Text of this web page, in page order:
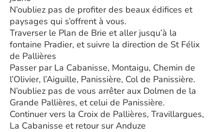
N’oubliez pas de profiter des beaux édifices et
paysages qui s’offrent à vous.
Traverser le Plan de Brie et aller jusqu’à la
fontaine Pradier, et suivre la direction de St Félix
de Pallières
Passer par La Cabanisse, Montaigu, Chemin de
l’Olivier, l’Aiguille, Panissière, Col de Panissière.
N’oubliez pas de vous arrêter aux Dolmen de la
Grande Pallières, et celui de Panissière.
Continuer vers la Croix de Pallières, Travillargues,
La Cabanisse et retour sur Anduze